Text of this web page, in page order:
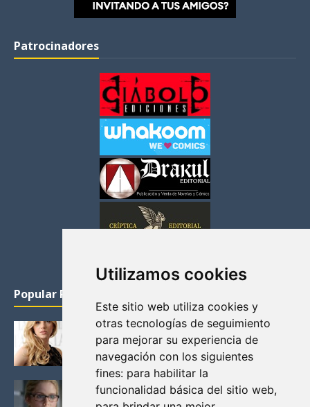
Utilizamos cookies
Este sitio web utiliza cookies y
otras tecnologías de seguimiento
para mejorar su experiencia de
navegación con los siguientes
fines: para habilitar la
funcionalidad básica del sitio web,
Patrocinadores
Popular Posts
KATHERYN WINNICK: LA ACTRIZ MAS GUAPA DE
VIKINGOS
Junio 14, 2013
FELICITY (EMILY BETT RICKARDS), LAS FOTOS
MAS BONITAS DE LA ALIADA DE ARROW